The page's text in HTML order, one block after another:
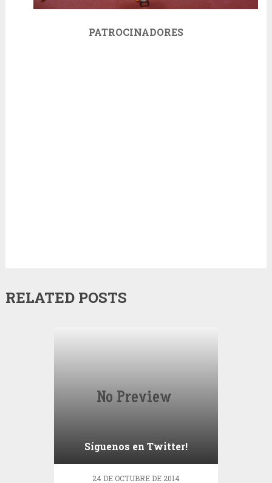
PATROCINADORES
RELATED POSTS
Síguenos en Twitter!
24 DE OCTUBRE DE 2014